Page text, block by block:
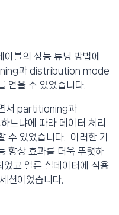
블의 성능 튜닝 방법에
과 distribution mode
얻을 수 있었습니다.
서 partitioning과
냐에 따라 데이터 처리
수 있었습니다. 이러한 기
향상 효과를 더욱 뚜렷하
었고 얼른 실데이터에 적용
션이었습니다.